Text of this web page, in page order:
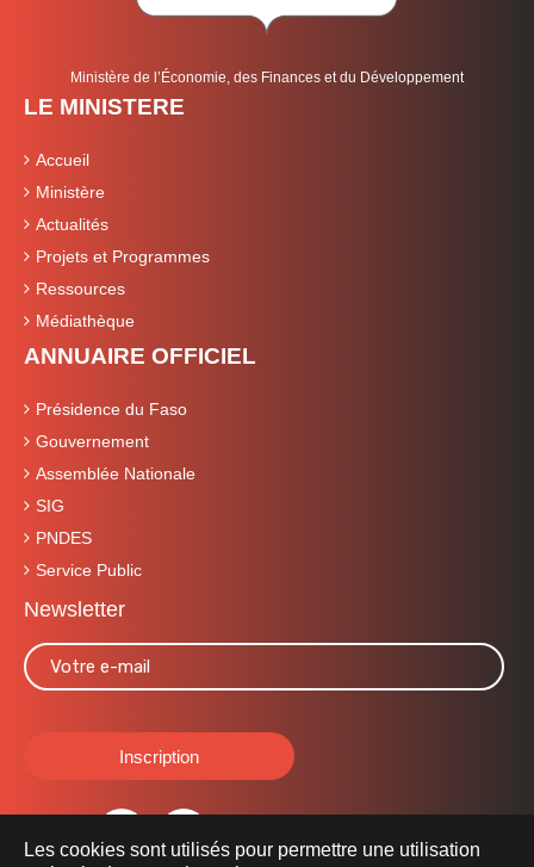
Les cookies sont utilisés pour permettre une utilisation
Ministère de l’Économie, des Finances et du Développement
LE MINISTERE
Accueil
Ministère
Actualités
Projets et Programmes
Ressources
Médiathèque
ANNUAIRE OFFICIEL
Présidence du Faso
Gouvernement
Assemblée Nationale
SIG
PNDES
Service Public
Newsletter